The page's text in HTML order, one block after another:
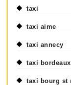
taxi
taxi aime
taxi annecy
taxi bordeaux
taxi bourg st